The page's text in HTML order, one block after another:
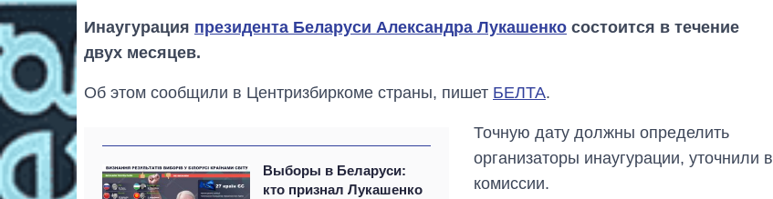
Инаугурация президента Беларуси Александра Лукашенко состоится в течение
двух месяцев.
Об этом сообщили в Центризбиркоме страны, пишет БЕЛТА.
Выборы в Беларуси:
кто признал Лукашенко
Точную дату должны определить
организаторы инаугурации, уточнили в
комиссии.